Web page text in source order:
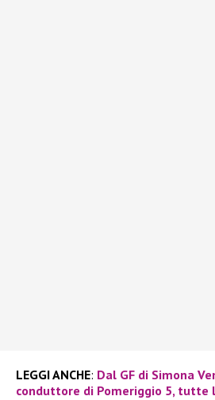
LEGGI ANCHE: Dal GF di Simona
conduttore di Pomeriggio 5, tutte